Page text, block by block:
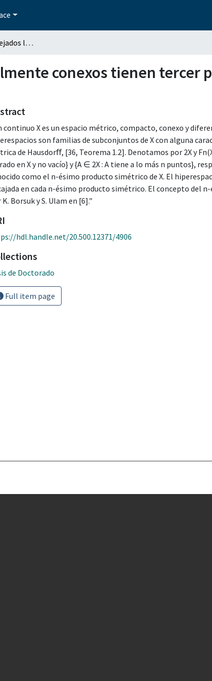
Continuos casi enrejados localmente conexos tienen tercer producto simétrico único
conexos tienen tercer
continuo X es un espacio métrico, compacto, conexo y
son familias de subconjuntos de X con alguna
de Hausdorﬀ, [36, Teorema 1.2]. Denotamos por 2X y
en X y no vacío} y {A ∈ 2X : A tiene a lo más n puntos},
como el n-ésimo producto simétrico de X. El
en cada n-ésimo producto simétrico. El concepto del
K. Borsuk y S. Ulam en [6]."
hdl.handle.net/20.500.12371/4906
de Doctorado
Full item page